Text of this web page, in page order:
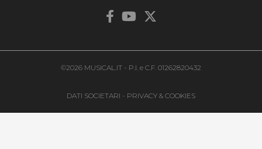
©2026 MUSICAL.IT - P.I. e C.F. 01262820432
DATI SOCIETARI - PRIVACY & COOKIES